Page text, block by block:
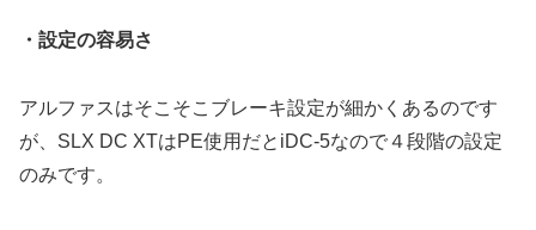
・設定の容易さ
アルファスはそこそこブレーキ設定が細かくあるのです
が、SLX DC XTはPE使用だとiDC-5なので４段階の設定
のみです。